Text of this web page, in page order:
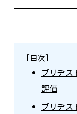
［目次］
ブリヂス
評価
ブリヂス